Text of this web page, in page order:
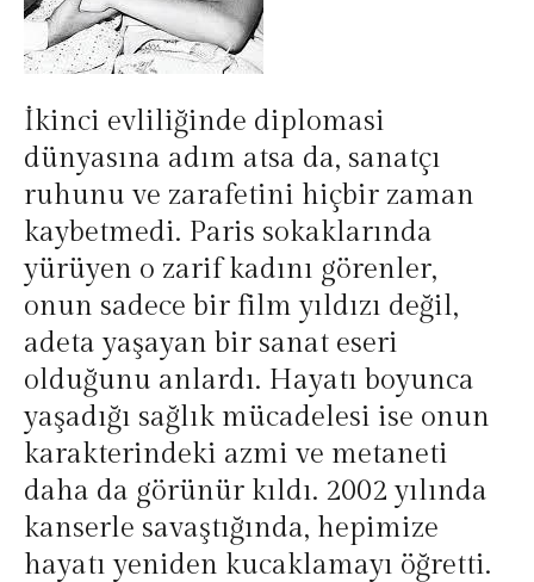
İkinci evliliğinde diplomasi
dünyasına adım atsa da, sanatçı
ruhunu ve zarafetini hiçbir zaman
kaybetmedi. Paris sokaklarında
yürüyen o zarif kadını görenler,
onun sadece bir film yıldızı değil,
adeta yaşayan bir sanat eseri
olduğunu anlardı. Hayatı boyunca
yaşadığı sağlık mücadelesi ise onun
karakterindeki azmi ve metaneti
daha da görünür kıldı. 2002 yılında
kanserle savaştığında, hepimize
hayatı yeniden kucaklamayı öğretti.